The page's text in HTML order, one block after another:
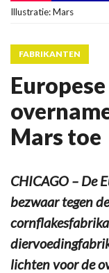
Illustratie: Mars
FABRIKANTEN
Mars toe
CHICAGO – De
bezwaar tegen
lichten voor de